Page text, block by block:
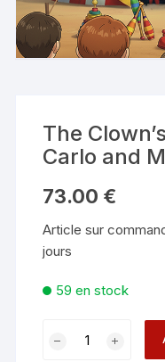
The
Carlo and
73.00 €
Article sur
jours
59 en stock